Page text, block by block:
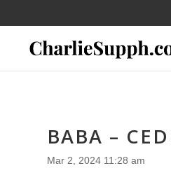
BABA –
Mar 2, 2024 11:28 am